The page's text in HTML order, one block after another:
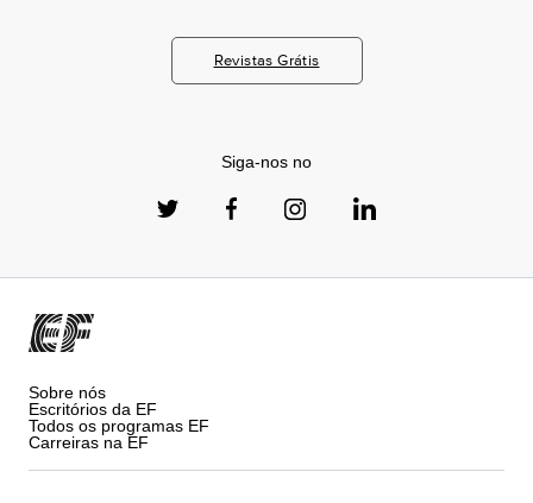
Revistas Grátis
Siga-nos no
Sobre nós
Escritórios da EF
Todos os programas EF
Carreiras na EF